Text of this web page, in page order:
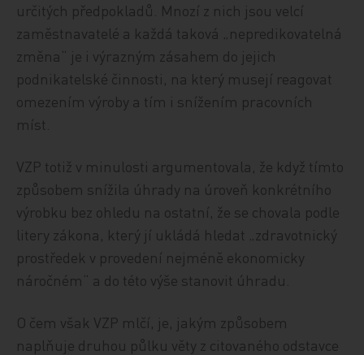
určitých předpokladů. Mnozí z nich jsou velcí
zaměstnavatelé a každá taková „nepredikovatelná
změna“ je i výrazným zásahem do jejich
podnikatelské činnosti, na který musejí reagovat
omezením výroby a tím i snížením pracovních
míst.
VZP totiž v minulosti argumentovala, že když tímto
způsobem snížila úhrady na úroveň konkrétního
výrobku bez ohledu na ostatní, že se chovala podle
litery zákona, který jí ukládá hledat „zdravotnický
prostředek v provedení nejméně ekonomicky
náročném“ a do této výše stanovit úhradu.
O čem však VZP mlčí, je, jakým způsobem
naplňuje druhou půlku věty z citovaného odstavce